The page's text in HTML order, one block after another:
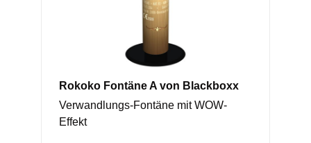
Rokoko Fontäne A von Blackboxx
Verwandlungs-Fontäne mit WOW-
Effekt